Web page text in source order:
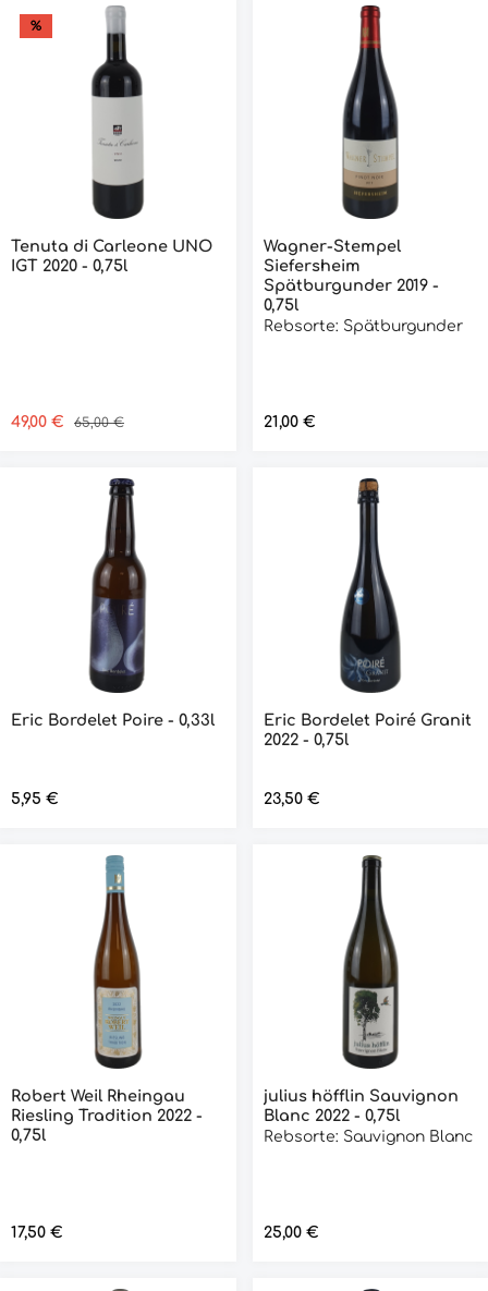
%
Tenuta di Carleone UNO
IGT 2020 - 0,75l
Verkaufspreis:
49,00 € Regulärer Preis:
65,00 €
Wagner-Stempel
Siefersheim
Spätburgunder 2019 -
0,75l
Rebsorte: Spätburgunder
Regulärer Preis:
21,00 €
Eric Bordelet Poire - 0,33l
Regulärer Preis:
5,95 €
Eric Bordelet Poiré Granit
2022 - 0,75l
Regulärer Preis:
23,50 €
Robert Weil Rheingau
Riesling Tradition 2022 -
0,75l
Regulärer Preis:
17,50 €
julius höfflin Sauvignon
Blanc 2022 - 0,75l
Rebsorte: Sauvignon Blanc
Regulärer Preis:
25,00 €